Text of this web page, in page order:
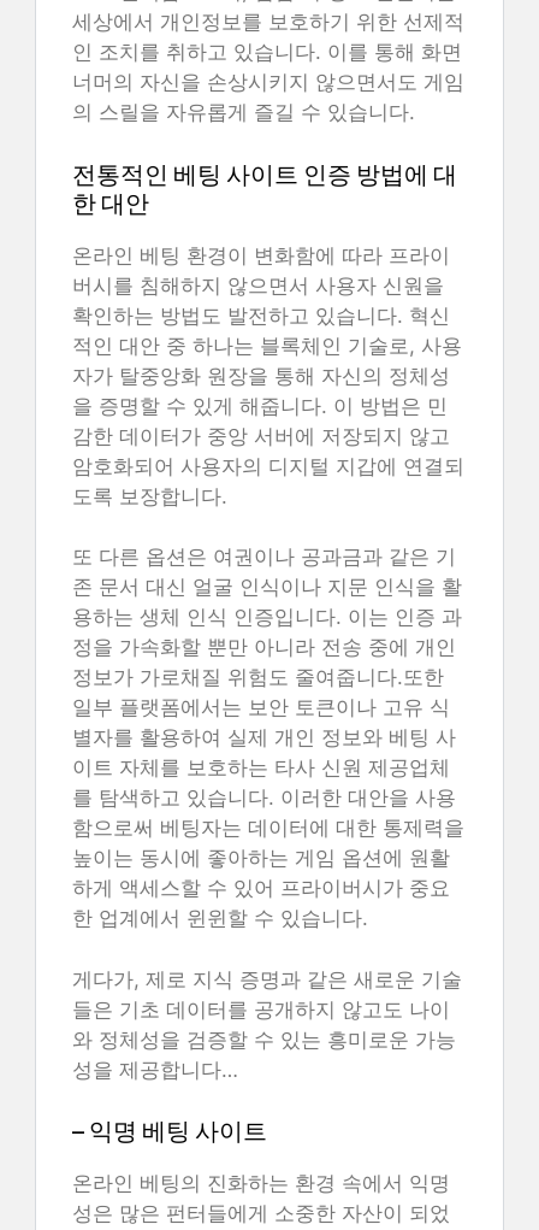
세상에서 개인정보를 보호하기 위한 선제적
인 조치를 취하고 있습니다. 이를 통해 화면
너머의 자신을 손상시키지 않으면서도 게임
의 스릴을 자유롭게 즐길 수 있습니다.
전통적인 베팅 사이트 인증 방법에 대
한 대안
온라인 베팅 환경이 변화함에 따라 프라이
버시를 침해하지 않으면서 사용자 신원을
확인하는 방법도 발전하고 있습니다. 혁신
적인 대안 중 하나는 블록체인 기술로, 사용
자가 탈중앙화 원장을 통해 자신의 정체성
을 증명할 수 있게 해줍니다. 이 방법은 민
감한 데이터가 중앙 서버에 저장되지 않고
암호화되어 사용자의 디지털 지갑에 연결되
도록 보장합니다.
또 다른 옵션은 여권이나 공과금과 같은 기
존 문서 대신 얼굴 인식이나 지문 인식을 활
용하는 생체 인식 인증입니다. 이는 인증 과
정을 가속화할 뿐만 아니라 전송 중에 개인
정보가 가로채질 위험도 줄여줍니다.또한
일부 플랫폼에서는 보안 토큰이나 고유 식
별자를 활용하여 실제 개인 정보와 베팅 사
이트 자체를 보호하는 타사 신원 제공업체
를 탐색하고 있습니다. 이러한 대안을 사용
함으로써 베팅자는 데이터에 대한 통제력을
높이는 동시에 좋아하는 게임 옵션에 원활
하게 액세스할 수 있어 프라이버시가 중요
한 업계에서 윈윈할 수 있습니다.
게다가, 제로 지식 증명과 같은 새로운 기술
들은 기초 데이터를 공개하지 않고도 나이
와 정체성을 검증할 수 있는 흥미로운 가능
성을 제공합니다…
– 익명 베팅 사이트
온라인 베팅의 진화하는 환경 속에서 익명
성은 많은 펀터들에게 소중한 자산이 되었